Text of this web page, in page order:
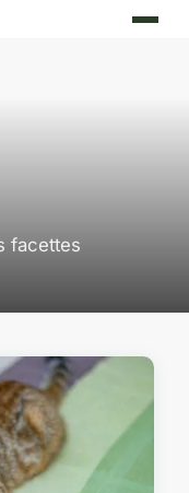
facettes